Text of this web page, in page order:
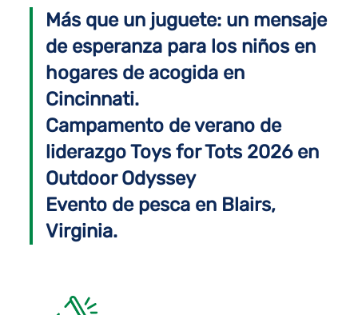
Más que un juguete: un mensaje
de esperanza para los niños en
hogares de acogida en
Cincinnati.
Campamento de verano de
liderazgo Toys for Tots 2026 en
Outdoor Odyssey
Evento de pesca en Blairs,
Virginia.